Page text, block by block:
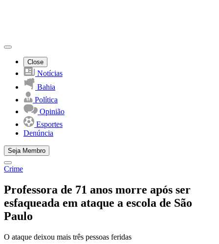
Close
Notícias
Bahia
Política
Opinião
Esportes
Denúncia
Seja Membro
Crime
Professora de 71 anos morre após ser
esfaqueada em ataque a escola de São
Paulo
O ataque deixou mais três pessoas feridas